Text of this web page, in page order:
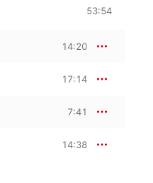
53:54
14:20
17:14
7:41
14:38